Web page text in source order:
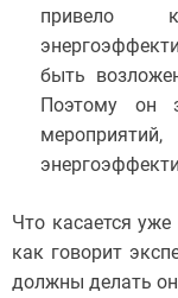
привело
быть
Поэтому он
Что касается
как говорит
должны делать